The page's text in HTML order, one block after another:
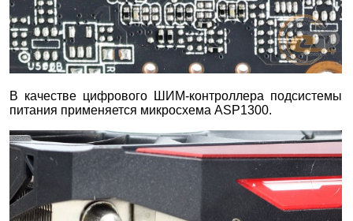
В качестве цифрового ШИМ-контроллера подсистемы
питания применяется микросхема ASP1300.